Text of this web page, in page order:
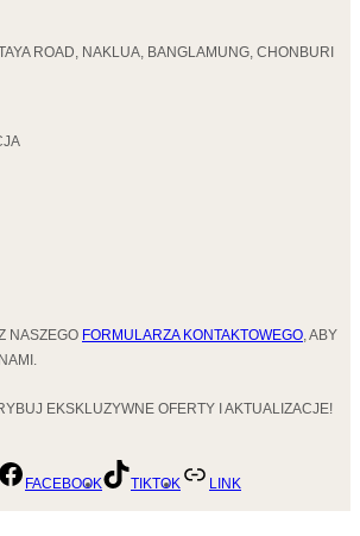
ROAD, NAKLUA, BANGLAMUNG, CHONBURI
NASZEGO FORMULARZA KONTAKTOWEGO , ABY
EKSKLUZYWNE OFERTY I AKTUALIZACJE!
FACEBOOK TIKTOK LINK